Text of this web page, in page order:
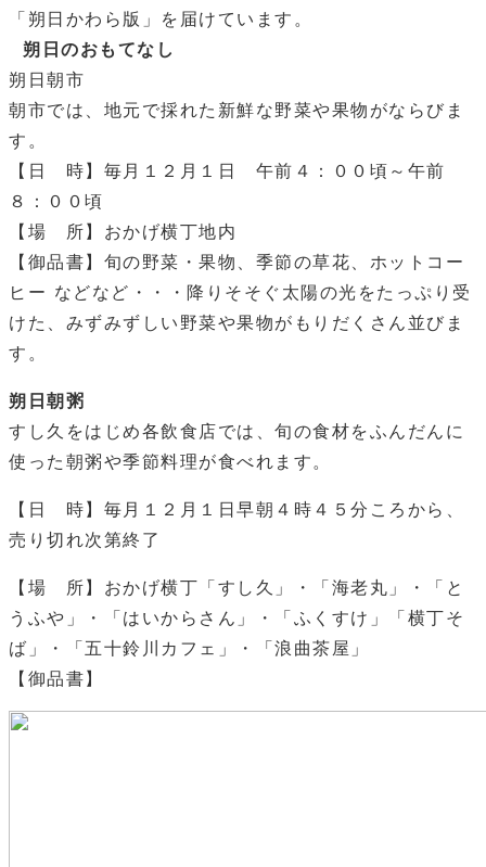
「朔日かわら版」を届けています。
朔日のおもてなし
朔日朝市
朝市では、地元で採れた新鮮な野菜や果物がならびま
す。
【日 時】毎月１２月１日 午前４：００頃～午前
８：００頃
【場 所】おかげ横丁地内
【御品書】旬の野菜・果物、季節の草花、ホットコー
ヒー などなど・・・降りそそぐ太陽の光をたっぷり受
けた、みずみずしい野菜や果物がもりだくさん並びま
す。
朔日朝粥
すし久をはじめ各飲食店では、旬の食材をふんだんに
使った朝粥や季節料理が食べれます。
【日 時】毎月１２月１日早朝４時４５分ころから、
売り切れ次第終了
【場 所】おかげ横丁「すし久」・「海老丸」・「と
うふや」・「はいからさん」・「ふくすけ」「横丁そ
ば」・「五十鈴川カフェ」・「浪曲茶屋」
【御品書】